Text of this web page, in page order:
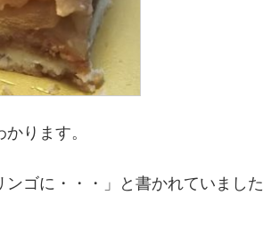
ります。
ゴに・・・」と書かれていました